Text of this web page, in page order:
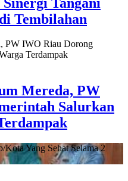
Tembilahan
Mereda, PW
Salurkan